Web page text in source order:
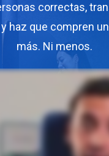
correctas,
y haz que compren
más. Ni menos.